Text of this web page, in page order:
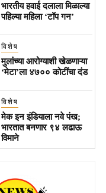
भारतीय हवाई दलाला मिळाल्या
पहिल्या महिला ‘टॉप गन’
विशेष
मुलांच्या आरोग्याशी खेळणाऱ्या
‘मेटा’ला ४७०० कोटींचा दंड
विशेष
मेक इन इंडियाला नवे पंख;
भारतात बनणार ९४ लढाऊ
विमाने